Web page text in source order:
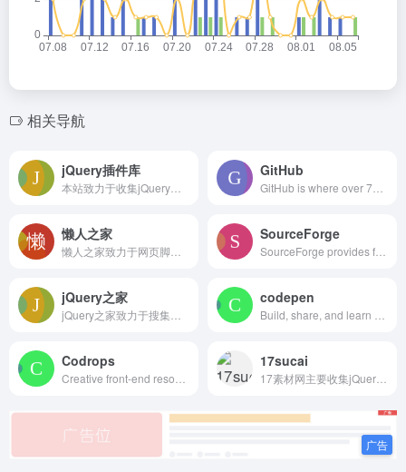
相关导航
jQuery插件库 GitHub
懒人之家 SourceForge
jQuery之家 codepen
Codrops 17sucai